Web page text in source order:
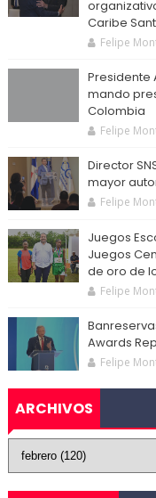
Caribe
Felipe
Presidente
mando
Colombia
Felipe
Director
mayor
Felipe
Juegos
Juegos
de oro de
Felipe
Awards
Felipe
ARCHIVOS